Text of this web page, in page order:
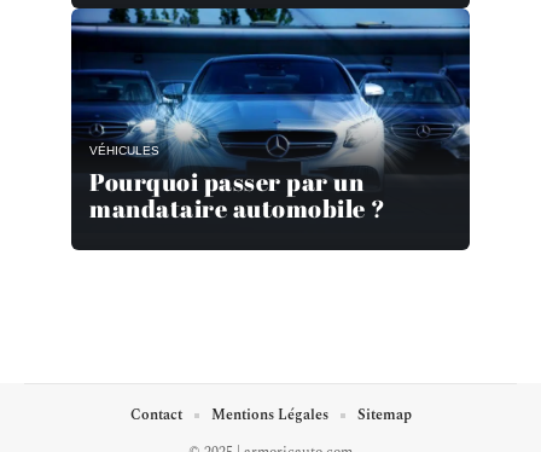
VÉHICULES
Pourquoi passer par un
mandataire automobile ?
Contact Mentions Légales Sitemap